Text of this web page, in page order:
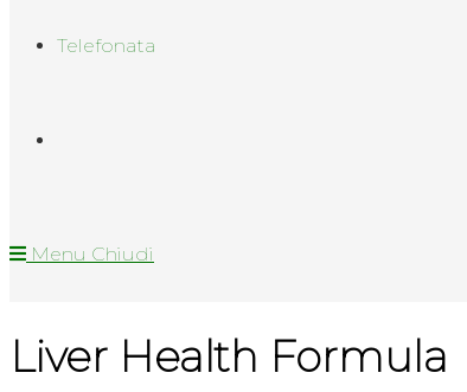
Telefonata
Menu Chiudi
Liver Health Formula